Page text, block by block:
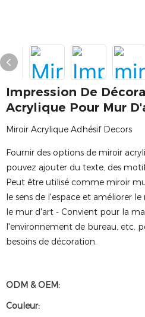
Impression De
Acrylique Pour Mur
Miroir Acrylique Adhésif Decors
Fournir des options de miroir
pouvez ajouter du texte, des
Peut être utilisé comme miroir
le sens de l'espace et améliorer
le mur d'art - Convient pour la
l'environnement de bureau, etc.
besoins de décoration.
ODM & OEM:
Couleur: